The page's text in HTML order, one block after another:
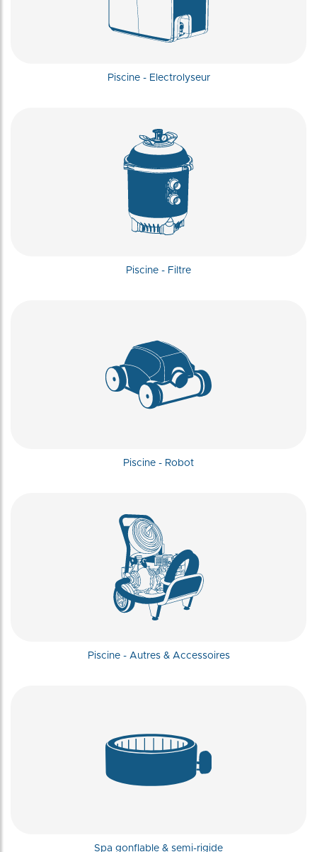
Piscine - Electrolyseur
Piscine - Filtre
Piscine - Robot
Piscine - Autres & Accessoires
Spa gonflable & semi-rigide